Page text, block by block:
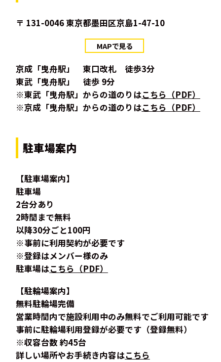
〒 131-0046 東京都墨田区京島1-47-10
MAPで見る
京成「曳舟駅」 東口改札 徒歩3分
東武「曳舟駅」 徒歩 9分
※東武「曳舟駅」からの道のりはこちら（PDF）
※京成「曳舟駅」からの道のりはこちら（PDF）
駐車場案内
【駐車場案内】
駐車場
2台分あり
2時間まで無料
以降30分ごと100円
※事前に利用契約が必要です
※登録はメンバー様のみ
駐車場はこちら（PDF）
【駐輪場案内】
無料駐輪場完備
営業時間内で施設利用中のみ無料でご利用可能です
事前に駐輪場利用登録が必要です（登録無料）
※収容台数 約45台
詳しい場所やお手続き内容はこちら